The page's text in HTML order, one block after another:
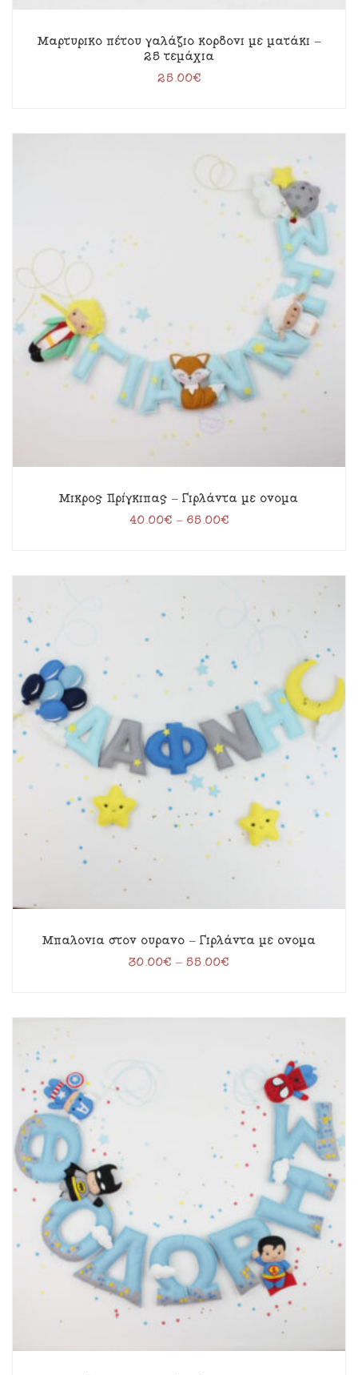
Μαρτυρικό πέτου γαλάζιο κορδόνι με ματάκι –
25 τεμάχια
25.00€
Μικρός Πρίγκιπας – Γιρλάντα με όνομα
40.00€ – 65.00€
Μπαλόνια στον ουρανό – Γιρλάντα με όνομα
30.00€ – 55.00€